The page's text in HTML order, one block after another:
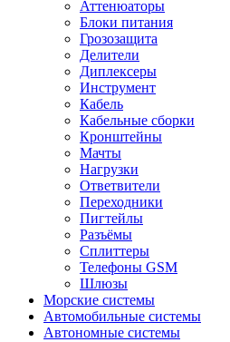
Аттенюаторы
Блоки питания
Грозозащита
Делители
Диплексеры
Инструмент
Кабель
Кабельные сборки
Кронштейны
Мачты
Нагрузки
Ответвители
Переходники
Пигтейлы
Разъёмы
Сплиттеры
Телефоны GSM
Шлюзы
Морские системы
Автомобильные системы
Автономные системы